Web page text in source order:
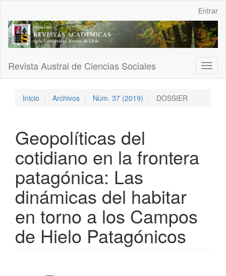
Contenido
principal
Barra
Entrar
Revista Austral de Ciencias Sociales
Inicio Archivos Núm. 37 (2019) DOSSIER
Geopolíticas del
cotidiano en la frontera
patagónica: Las
dinámicas del habitar
en torno a los Campos
de Hielo Patagónicos